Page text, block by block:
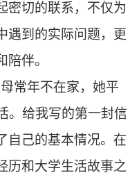
密切的联系，不仅为
遇到的实际问题，更
伴。
常年不在家，她平
。给我写的第一封信
自己的基本情况。在
历和大学生活故事之